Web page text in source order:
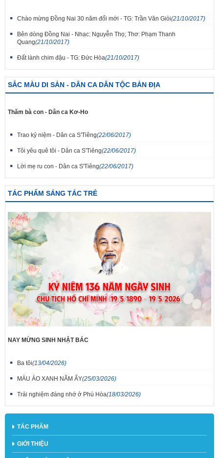
Chào mừng Đồng Nai 30 năm đổi mới - TG: Trần Văn Giỏi(21/10/2017)
Bên dòng Đồng Nai - Nhạc: Nguyễn Thọ; Thơ: Phạm Thanh
Quang(21/10/2017)
Đất lành chim đậu - TG: Đức Hòa(21/10/2017)
SẮC MÀU DI SẢN - DÂN CA DÂN TỘC BẢN ĐỊA
Thăm bà con - Dân ca Kơ-Ho
Trao kỷ niệm - Dân ca S'Tiêng(22/06/2017)
Tôi yêu quê tôi - Dân ca S'Tiêng(22/06/2017)
Lời mẹ ru con - Dân ca S'Tiêng(22/06/2017)
TÁC PHẨM SÁNG TÁC TRẺ
NAY MỪNG SINH NHẬT BÁC
Ba tôi(13/04/2026)
MÀU ÁO XANH NĂM ẤY(25/03/2026)
Trải nghiệm đáng nhớ ở Phú Hòa(18/03/2026)
TÁC PHẨM
GIỚI THIỆU